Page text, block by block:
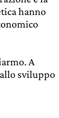
hanno
A
sviluppo